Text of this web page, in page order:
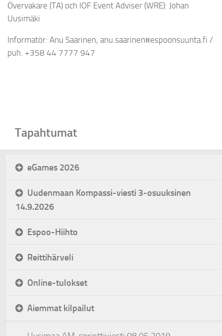
Övervakare (TA) och IOF Event Adviser (WRE): Johan
Uusimäki
Informatör: Anu Saarinen, anu.saarinen#espoonsuunta.fi /
puh. +358 44 7777 947
Tapahtumat
eGames 2026
Uudenmaan Kompassi-viesti 3-osuuksinen
14.9.2026
Espoo-Hiihto
Reittihärveli
Online-tulokset
Aiemmat kilpailut